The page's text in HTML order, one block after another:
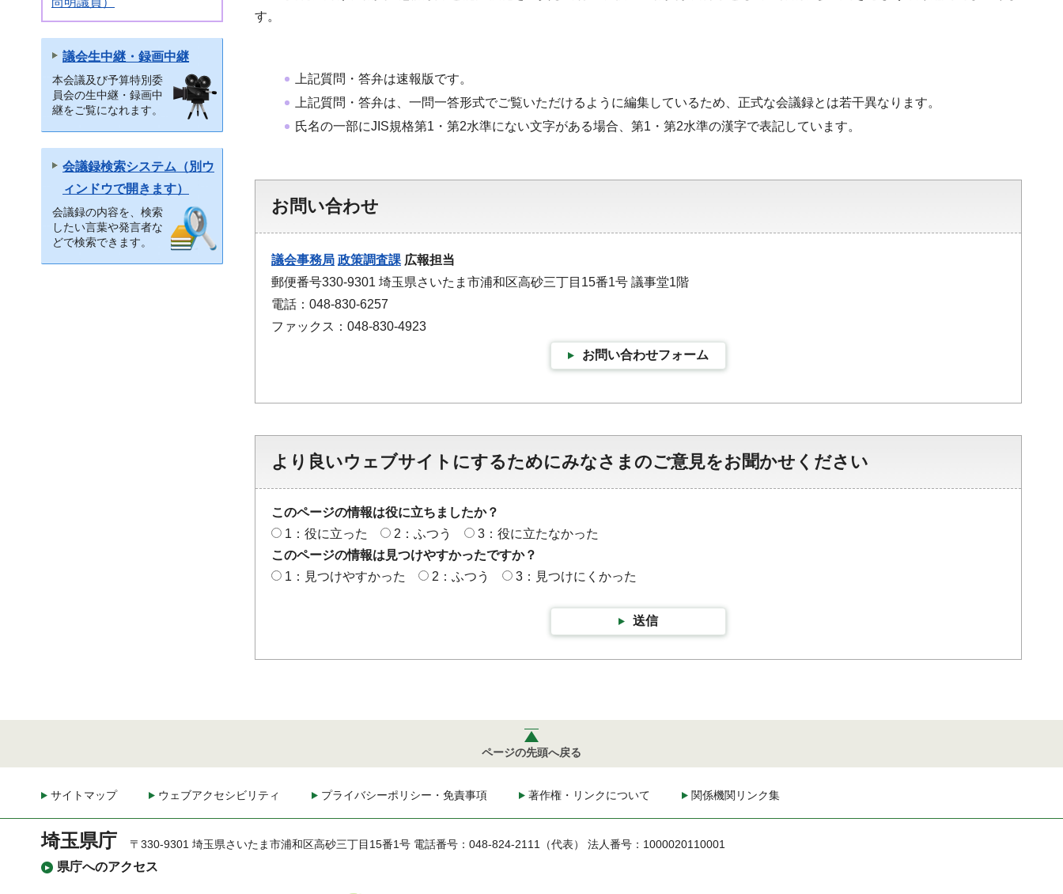
議会生中継・録画中継
本会議及び予算特別委
員会の生中継・録画中
継をご覧になれます。
会議録検索システム（別ウ
ィンドウで開きます）
会議録の内容を、検索
したい言葉や発言者な
どで検索できます。
す。
上記質問・答弁は速報版です。
上記質問・答弁は、一問一答形式でご覧いただけるように編集しているため、正式な会議録とは若干異なります。
氏名の一部にJIS規格第1・第2水準にない文字がある場合、第1・第2水準の漢字で表記しています。
お問い合わせ
議会事務局 政策調査課 広報担当
郵便番号330-9301 埼玉県さいたま市浦和区高砂三丁目15番1号 議事堂1階
電話：048-830-6257
ファックス：048-830-4923
お問い合わせフォーム
より良いウェブサイトにするためにみなさまのご意見をお聞かせください
このページの情報は役に立ちましたか？
1：役に立った
2：ふつう
3：役に立たなかった
このページの情報は見つけやすかったですか？
1：見つけやすかった
2：ふつう 3：見つけにくかった
送信
ページの先頭へ戻る
サイトマップ ウェブアクセシビリティ プライバシーポリシー・免責事項 著作権・リンクについて 関係機関リンク集
埼玉県庁
県庁へのアクセス
〒330-9301 埼玉県さいたま市浦和区高砂三丁目15番1号 電話番号：048-824-2111（代表） 法人番号：1000020110001